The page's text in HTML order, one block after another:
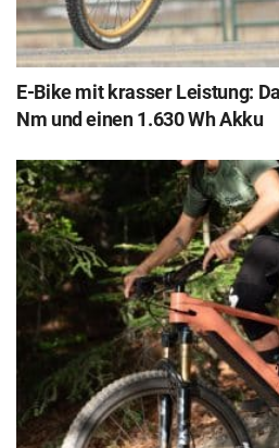
E-Bike mit krasser Leistung:
Nm und einen 1.630 Wh Akku